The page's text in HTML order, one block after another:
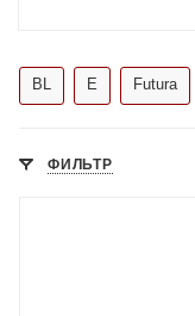
BL E Futura
ФИЛЬТР